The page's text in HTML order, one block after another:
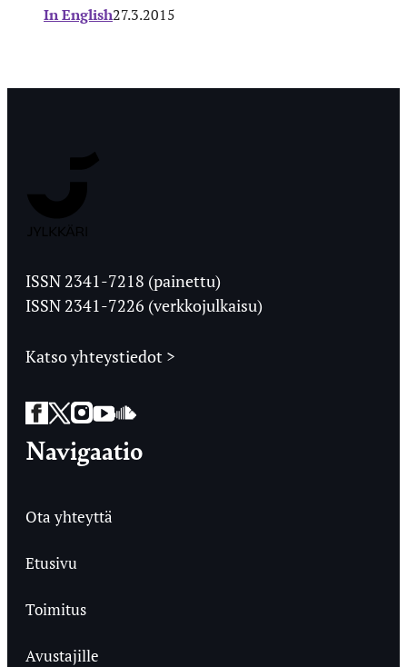
In English27.3.2015
Ylioppilaslehti
ISSN 2341-7218 (painettu)
ISSN 2341-7226 (verkkojulkaisu)
Katso yhteystiedot >
Facebook
Twitter
Instagram
YouTube
SoundCloud
Navigaatio
Ota yhteyttä
Etusivu
Toimitus
Avustajille